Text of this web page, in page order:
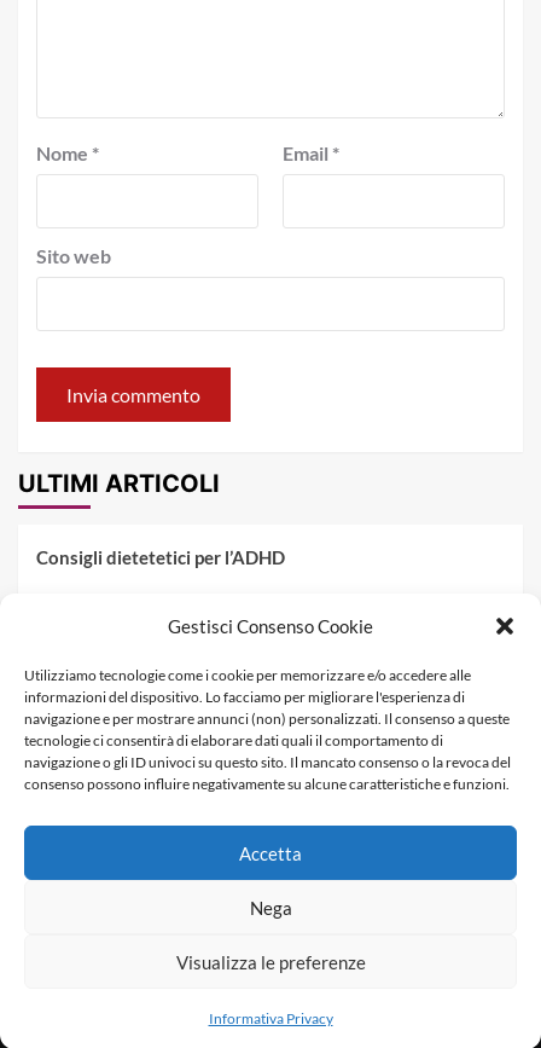
Gestisci Consenso Cookie
Utilizziamo tecnologie come i cookie per memorizzare e/o accedere alle
informazioni del dispositivo. Lo facciamo per migliorare l'esperienza di
navigazione e per mostrare annunci (non) personalizzati. Il consenso a queste
tecnologie ci consentirà di elaborare dati quali il comportamento di
navigazione o gli ID univoci su questo sito. Il mancato consenso o la revoca del
consenso possono influire negativamente su alcune caratteristiche e funzioni.
Accetta
Nega
Visualizza le preferenze
Informativa Privacy
Nome * Email *
Sito web
ULTIMI ARTICOLI
Consigli dietetetici per l’ADHD
Fenilchetonuria
Dieta militare: come funziona, opinioni e schema tipo per
dimagrire in 3 giorni
Informativa Privacy
Copyright © Dietagratis.com è un sito di proprietà di
SEOWEBBS SRL - REA: LE 278983 - P.Iva 04278590759